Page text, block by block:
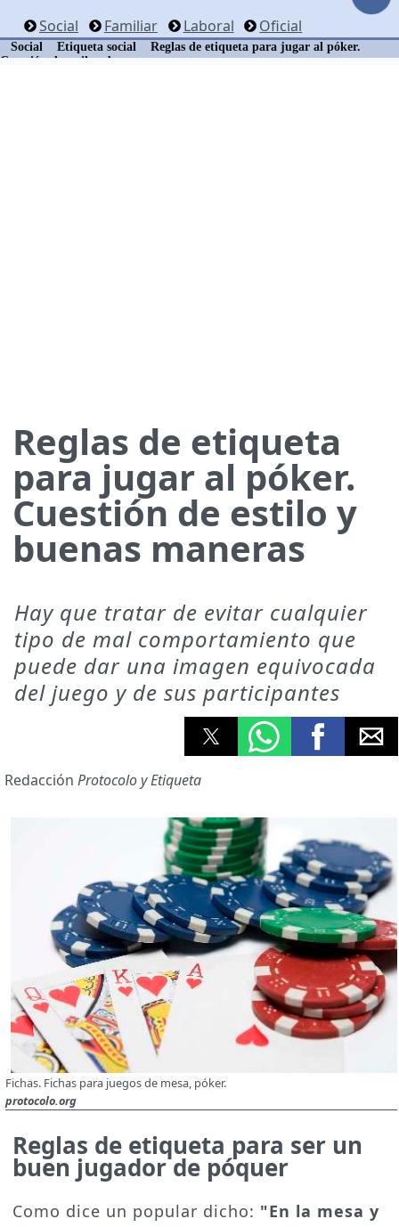
Social Familiar Laboral Oficial
Social Etiqueta social
Reglas de etiqueta para jugar al póker.
Cuestión de estilo y buenas maneras
Reglas de etiqueta
para jugar al póker.
Cuestión de estilo y
buenas maneras
Hay que tratar de evitar cualquier
tipo de mal comportamiento que
puede dar una imagen equivocada
del juego y de sus participantes
RedacciónProtocolo y Etiqueta
Fichas. Fichas para juegos de mesa, póker.
protocolo.org
Reglas de etiqueta para ser un
buen jugador de póquer
Como dice un popular dicho: "En la mesa y